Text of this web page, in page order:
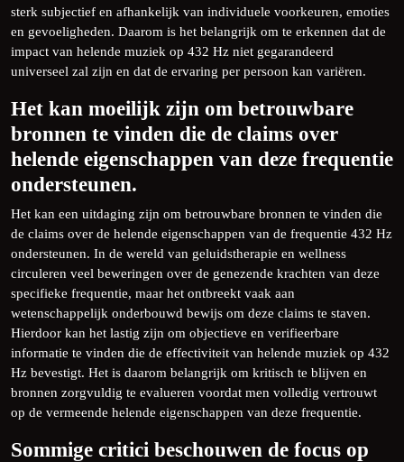
sterk subjectief en afhankelijk van individuele voorkeuren, emoties
en gevoeligheden. Daarom is het belangrijk om te erkennen dat de
impact van helende muziek op 432 Hz niet gegarandeerd
universeel zal zijn en dat de ervaring per persoon kan variëren.
Het kan moeilijk zijn om betrouwbare
bronnen te vinden die de claims over
helende eigenschappen van deze frequentie
ondersteunen.
Het kan een uitdaging zijn om betrouwbare bronnen te vinden die
de claims over de helende eigenschappen van de frequentie 432 Hz
ondersteunen. In de wereld van geluidstherapie en wellness
circuleren veel beweringen over de genezende krachten van deze
specifieke frequentie, maar het ontbreekt vaak aan
wetenschappelijk onderbouwd bewijs om deze claims te staven.
Hierdoor kan het lastig zijn om objectieve en verifieerbare
informatie te vinden die de effectiviteit van helende muziek op 432
Hz bevestigt. Het is daarom belangrijk om kritisch te blijven en
bronnen zorgvuldig te evalueren voordat men volledig vertrouwt
op de vermeende helende eigenschappen van deze frequentie.
Sommige critici beschouwen de focus op